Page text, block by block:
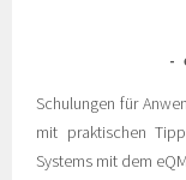
Schulungen für
mit praktischen
Systems mit dem